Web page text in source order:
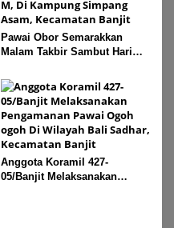
Pawai Obor Semarakkan
Malam Takbir Sambut Hari
M, Di Kampung Simpang
Asam, Kecamatan Banjit
Anggota Koramil 427-
05/Banjit Melaksanakan